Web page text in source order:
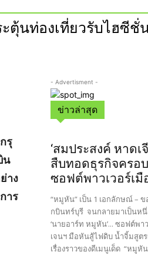
ะตุ้นท่องเที่ยวรับไฮซีชั่
รุ
น
าง
าร
- Advertisment -
ข่าวล่าสุด
‘สมประสงค์ หาดเ
สืบทอดธุรกิจครอบ
ซอฟต์พาวเวอร์เมื
“หมูหัน” เป็น 1 เอกลักษณ์ –
กบินทร์บุรี จนกลายมาเป็นห
‘นายอาร์ท หมูหัน’... ซอฟต์พา
เจนฯ มือหันสู้ไฟดิบ น้ำจิ้มสูตร
เรื่องราวของดีเมนูเด็ด “หมูหั